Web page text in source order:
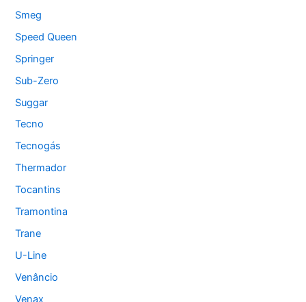
Smeg
Speed Queen
Springer
Sub-Zero
Suggar
Tecno
Tecnogás
Thermador
Tocantins
Tramontina
Trane
U-Line
Venâncio
Venax